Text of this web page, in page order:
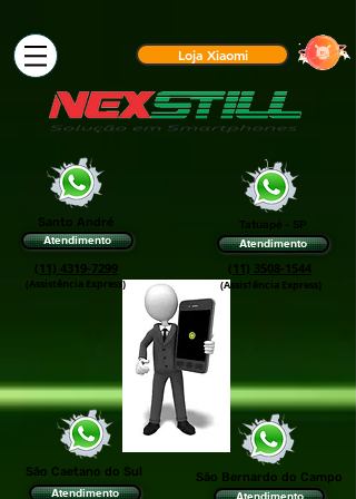
Loja Xiaomi
Santo André
Atendimento
(11) 4319-7299
(Assistência Express)
Tatuapé - SP
Atendimento
(11) 3508-1544
(Assis†ência Express)
São Bernardo do Campo
Atendimento
São Caetano do Sul
Atendimento